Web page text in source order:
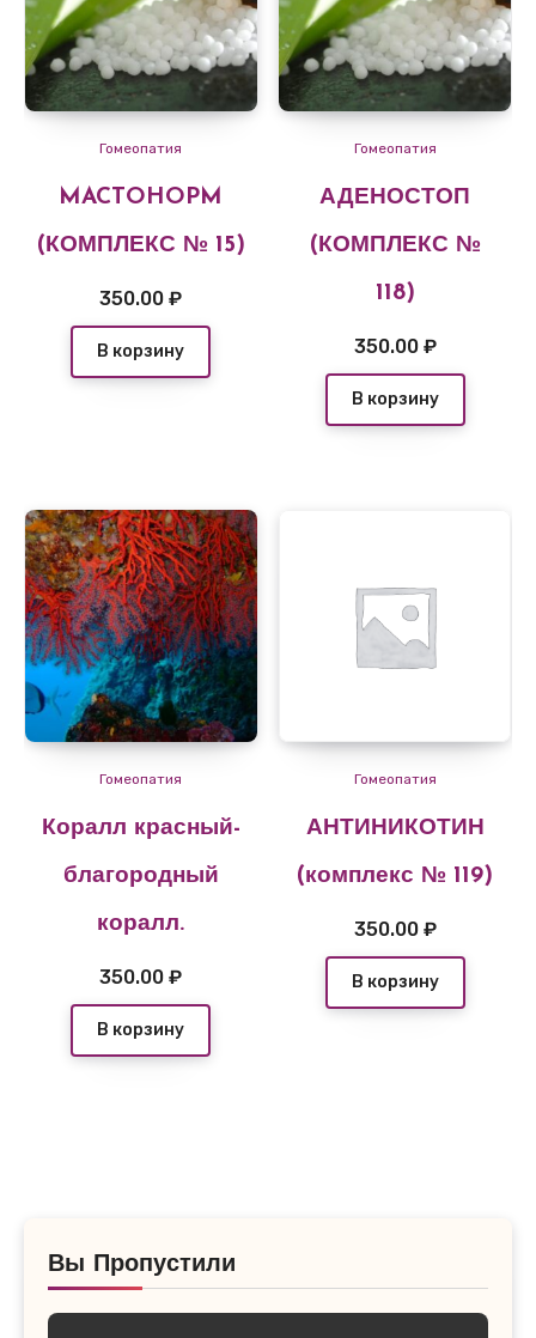
Гомеопатия
MACTOHOPM
(КОМПЛЕКС № 15)
350.00₽
В корзину
Гомеопатия
АДЕНОСТОП
(КОМПЛЕКС №
118)
350.00 ₽
В корзину
Гомеопатия
Коралл красный-
благородный
коралл.
350.00₽
В корзину
Гомеопатия
АНТИНИКОТИН
(комплекс № 119)
350.00 ₽
В корзину
Вы Пропустили